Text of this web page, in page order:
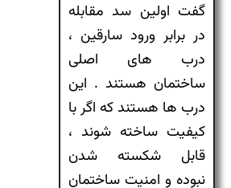
گفت اولین سد مقابله
در برابر ورود سارقین ،
درب های اصلی
ساختمان هستند . این
درب ها هستند که اگر با
کیفیت ساخته شوند ،
قابل شکسته شدن
نبوده و امنیت ساختمان